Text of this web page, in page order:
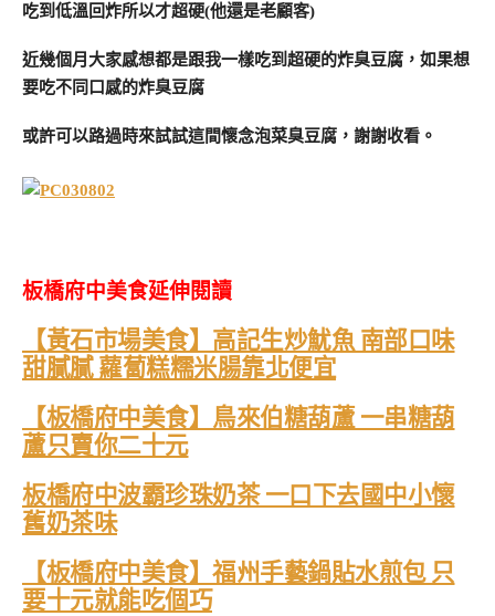
吃到低溫回炸所以才超硬(他還是老顧客)
近幾個月大家感想都是跟我一樣吃到超硬的炸臭豆腐，如果想
要吃不同口感的炸臭豆腐
或許可以路過時來試試這間懷念泡菜臭豆腐，謝謝收看。
板橋府中美食延伸閱讀
【黃石市場美食】高記生炒魷魚 南部口味
甜膩膩 蘿蔔糕糯米腸靠北便宜
【板橋府中美食】鳥來伯糖葫蘆 一串糖葫
蘆只賣你二十元
板橋府中波霸珍珠奶茶 一口下去國中小懷
舊奶茶味
【板橋府中美食】福州手藝鍋貼水煎包 只
要十元就能吃個巧